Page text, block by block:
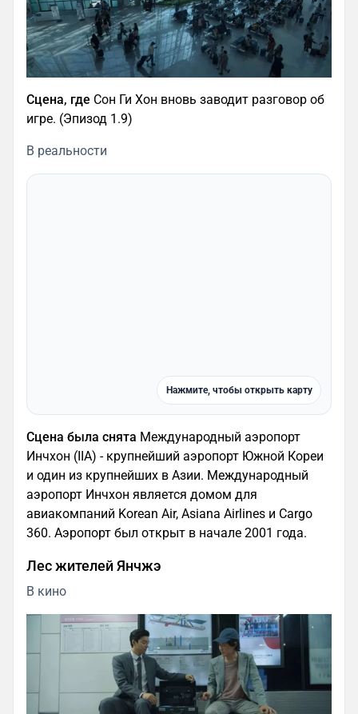
Сцена, где Сон Ги Хон вновь заводит разговор об
игре. (Эпизод 1.9)
В реальности
Нажмите, чтобы открыть карту
Сцена была снята Международный аэропорт
Инчхон (IIA) - крупнейший аэропорт Южной Кореи
и один из крупнейших в Азии. Международный
аэропорт Инчхон является домом для
авиакомпаний Korean Air, Asiana Airlines и Cargo
360. Аэропорт был открыт в начале 2001 года.
Лес жителей Янчжэ
В кино